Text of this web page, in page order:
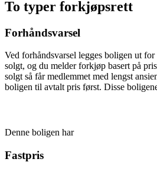
To typer forkjøpsrett
Forhåndsvarsel
Ved forhåndsvarsel legges boligen ut
solgt, og du melder forkjøp basert på
solgt så får medlemmet med lengst
boligen til avtalt pris først. Disse
Denne boligen har
Fastpris